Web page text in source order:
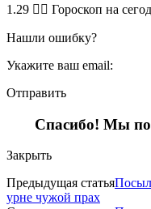
1.29 🧙‍♀ Гороскоп на
Нашли ошибку?
Укажите ваш email:
Отправить
Спасибо! Мы
Закрыть
Предыдущая статья
урне чужой прах